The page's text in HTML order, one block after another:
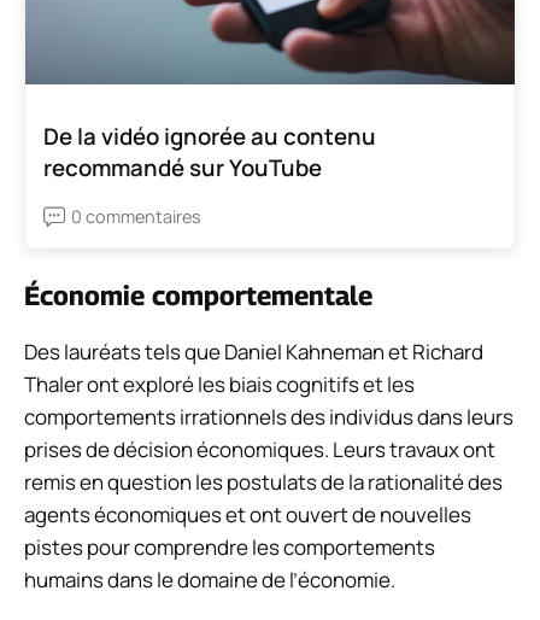
De la vidéo ignorée au contenu
recommandé sur YouTube
0 commentaires
Économie comportementale
Des lauréats tels que Daniel Kahneman et Richard
Thaler ont exploré les biais cognitifs et les
comportements irrationnels des individus dans leurs
prises de décision économiques. Leurs travaux ont
remis en question les postulats de la rationalité des
agents économiques et ont ouvert de nouvelles
pistes pour comprendre les comportements
humains dans le domaine de l’économie.